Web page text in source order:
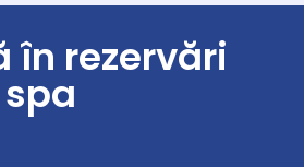
în rezervări